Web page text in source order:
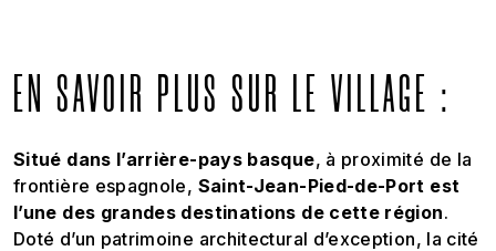
EN SAVOIR PLUS SUR LE VILLAGE :
Situé dans l’arrière-pays basque, à proximité de la
frontière espagnole, Saint-Jean-Pied-de-Port est
l’une des grandes destinations de cette région.
Doté d’un patrimoine architectural d’exception, la cité